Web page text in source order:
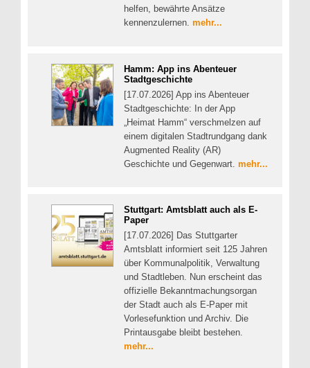
helfen, bewährte Ansätze
kennenzulernen. mehr...
Hamm: App ins Abenteuer
Stadtgeschichte
[17.07.2026] App ins Abenteuer
Stadtgeschichte: In der App
„Heimat Hamm“ verschmelzen auf
einem digitalen Stadtrundgang dank
Augmented Reality (AR)
Geschichte und Gegenwart. mehr...
Stuttgart: Amtsblatt auch als E-
Paper
[17.07.2026] Das Stuttgarter
Amtsblatt informiert seit 125 Jahren
über Kommunalpolitik, Verwaltung
und Stadtleben. Nun erscheint das
offizielle Bekanntmachungsorgan
der Stadt auch als E-Paper mit
Vorlesefunktion und Archiv. Die
Printausgabe bleibt bestehen.
mehr...